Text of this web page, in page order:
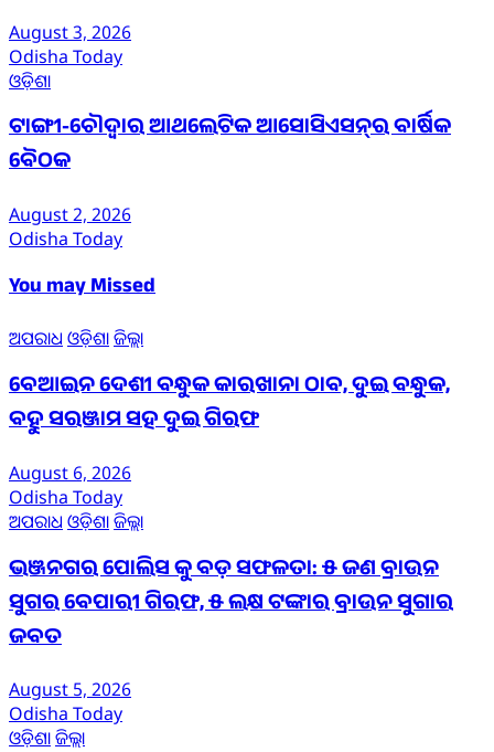
August 3, 2026
Odisha Today
ଓଡ଼ିଶା
ଟାଙ୍ଗୀ-ଚୌଦ୍ୱାର ଆଥଲେଟିକ ଆସୋସିଏସନ୍‌ର ବାର୍ଷିକ
ବୈଠକ
August 2, 2026
Odisha Today
You may Missed
ଅପରାଧ ଓଡ଼ିଶାଜିଲ୍ଲା
ବେଆଇନ ଦେଶୀ ବନ୍ଧୁକ କାରଖାନା ଠାବ, ଦୁଇ ବନ୍ଧୁକ,
ବହୁ ସରଞ୍ଜାମ ସହ ଦୁଇ ଗିରଫ
August 6, 2026
Odisha Today
ଅପରାଧ ଓଡ଼ିଶାଜିଲ୍ଲା
ଭଞ୍ଜନଗର ପୋଲିସ କୁ ବଡ଼ ସଫଳତା: ୫ ଜଣ ବ୍ରାଉନ
ସୁଗର ବେପାରୀ ଗିରଫ, ୫ ଲକ୍ଷ ଟଙ୍କାର ବ୍ରାଉନ ସୁଗାର
ଜବତ
August 5, 2026
Odisha Today
ଓଡ଼ିଶାଜିଲ୍ଲା